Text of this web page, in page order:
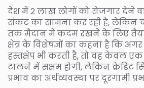
देश में 2 लाख लोगों को रोजगार देने
संकट का सामना कर रही है, लेकिन
तक मैदान में कदम रखने के लिए
क्षेत्र के विशेषज्ञों का कहना है कि
हस्तक्षेप भी करती है, तो वह केवल
टालने में सक्षम होगी, लेकिन क्रेडिट
प्रभाव का अर्थव्यवस्था पर दूरगामी